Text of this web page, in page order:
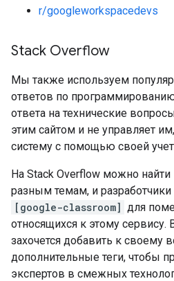
r/googleworkspacedevs
Stack Overflow
Мы также используем
ответов по
ответа на технические
этим сайтом и не управляет
систему с помощью своей
На Stack Overflow можно
разным темам, и разработчики
[google-classroom] для
относящихся к этому
захочется добавить к своему
дополнительные теги, чтобы
экспертов в смежных